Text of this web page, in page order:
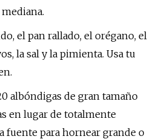
el pan rallado, el orégano, el
la sal y la pimienta. Usa tu
albóndigas de gran tamaño
en lugar de totalmente
fuente para hornear grande o